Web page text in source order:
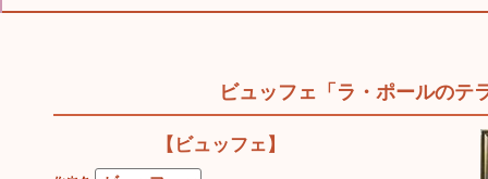
ビュッフェ「ラ・ポールのテ
【ビュッフェ】